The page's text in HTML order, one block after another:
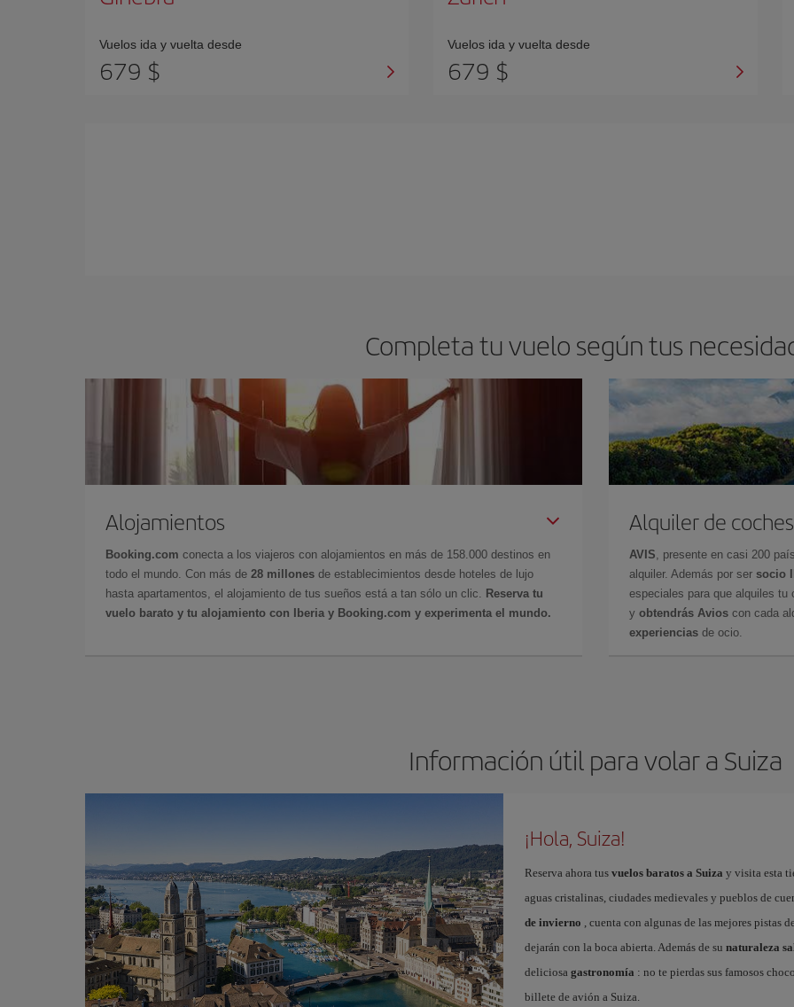
Vuelos ida y vuelta desde
679 $
Vuelos ida y vuelta desde
679 $
Completa tu vuelo según tus
Alojamientos
Booking.com conecta a los viajeros con alojamientos en más de 158.000 destinos en
todo el mundo. Con más de 28 millones de establecimientos desde hoteles de lujo
hasta apartamentos, el alojamiento de tus sueños está a tan sólo un clic.
Reserva tu
vuelo barato y tu alojamiento con Iberia y Booking.com y experimenta el mundo.
Alquiler de coches
AVIS , presente en casi 200
alquiler. Además por ser socio
especiales para que alquiles tu
y obtendrás Avios con cada
experiencias de ocio.
Información útil para volar a Suiza
¡Hola, Suiza!
Reserva ahora tus vuelos baratos a Suiza y visita esta
aguas cristalinas, ciudades medievales y pueblos de
de invierno
, cuenta con algunas de las mejores pistas
dejarán con la boca abierta. Además de su naturaleza
deliciosa gastronomía : no te pierdas sus famosos
billete de avión a Suiza.